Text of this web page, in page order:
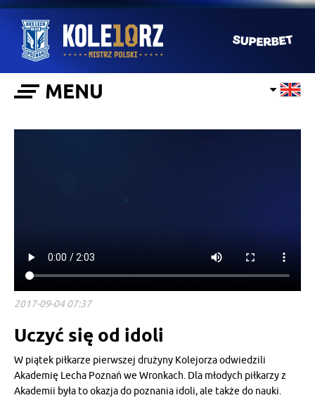
MENU
2017-09-04 07:37
Uczyć się od idoli
W piątek piłkarze pierwszej drużyny Kolejorza odwiedzili
Akademię Lecha Poznań we Wronkach. Dla młodych piłkarzy z
Akademii była to okazja do poznania idoli, ale także do nauki.